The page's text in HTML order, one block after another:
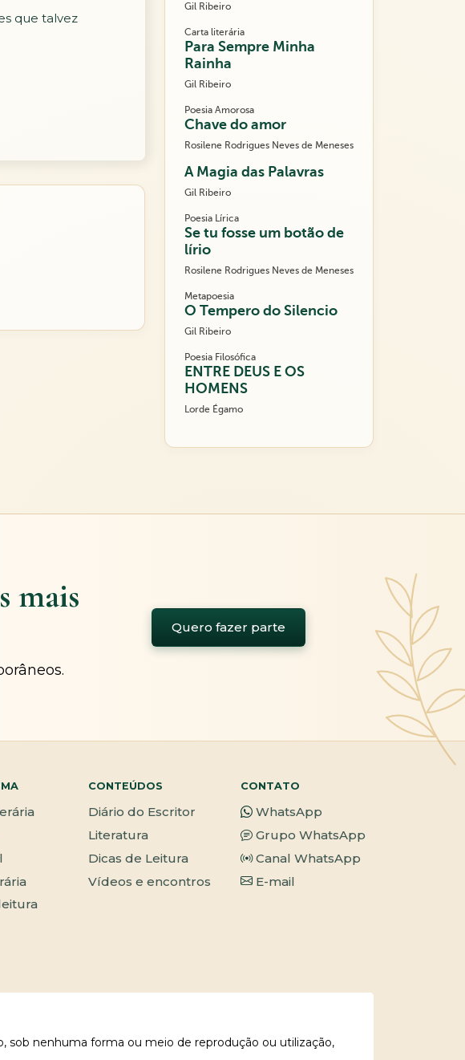
que talvez
Gil Ribeiro
Carta literária
Para Sempre Minha
Rainha
Gil Ribeiro
Poesia Amorosa
Chave do amor
Rosilene Rodrigues Neves de Meneses
A Magia das Palavras
Gil Ribeiro
Poesia Lírica
Se tu fosse um botão de
lírio
Rosilene Rodrigues Neves de Meneses
Metapoesia
O Tempero do Silencio
Gil Ribeiro
Poesia Filosófica
ENTRE DEUS E OS
HOMENS
Lorde Égamo
mais
Quero fazer parte
CONTEÚDOS
Diário do Escritor
Literatura
Dicas de Leitura
Vídeos e encontros
CONTATO
WhatsApp
Grupo WhatsApp
Canal WhatsApp
E-mail
sob nenhuma forma ou meio de reprodução ou utilização,